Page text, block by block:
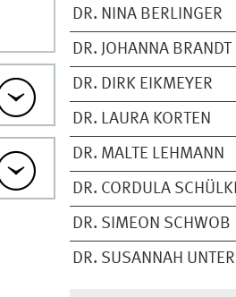
DR. NINA BERLINGER
DR. JOHANNA BRANDT
DR. DIRK EIKMEYER
DR. LAURA KORTEN
DR. MALTE LEHMANN
DR. CORDULA
DR. SIMEON SCHWOB
DR. SUSANNAH